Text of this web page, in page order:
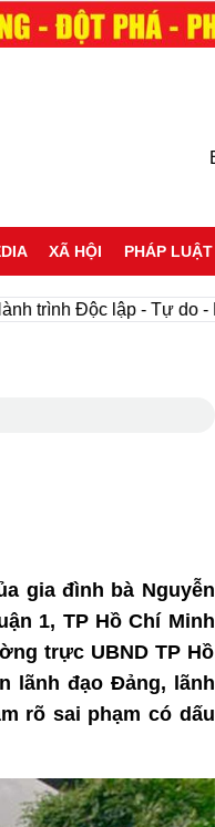
XÃ HỘI PHÁP LUẬT
Độc lập - Tự do - Hạnh
gia đình bà Nguyễn
1, TP Hồ Chí Minh
trực UBND TP Hồ
lãnh đạo Đảng, lãnh
rõ sai phạm có dấu